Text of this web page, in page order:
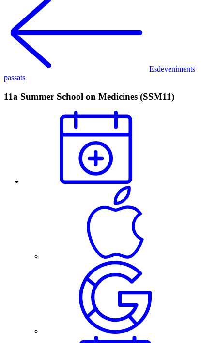
Esdeveniments
passats
11a Summer School on Medicines (SSM11)